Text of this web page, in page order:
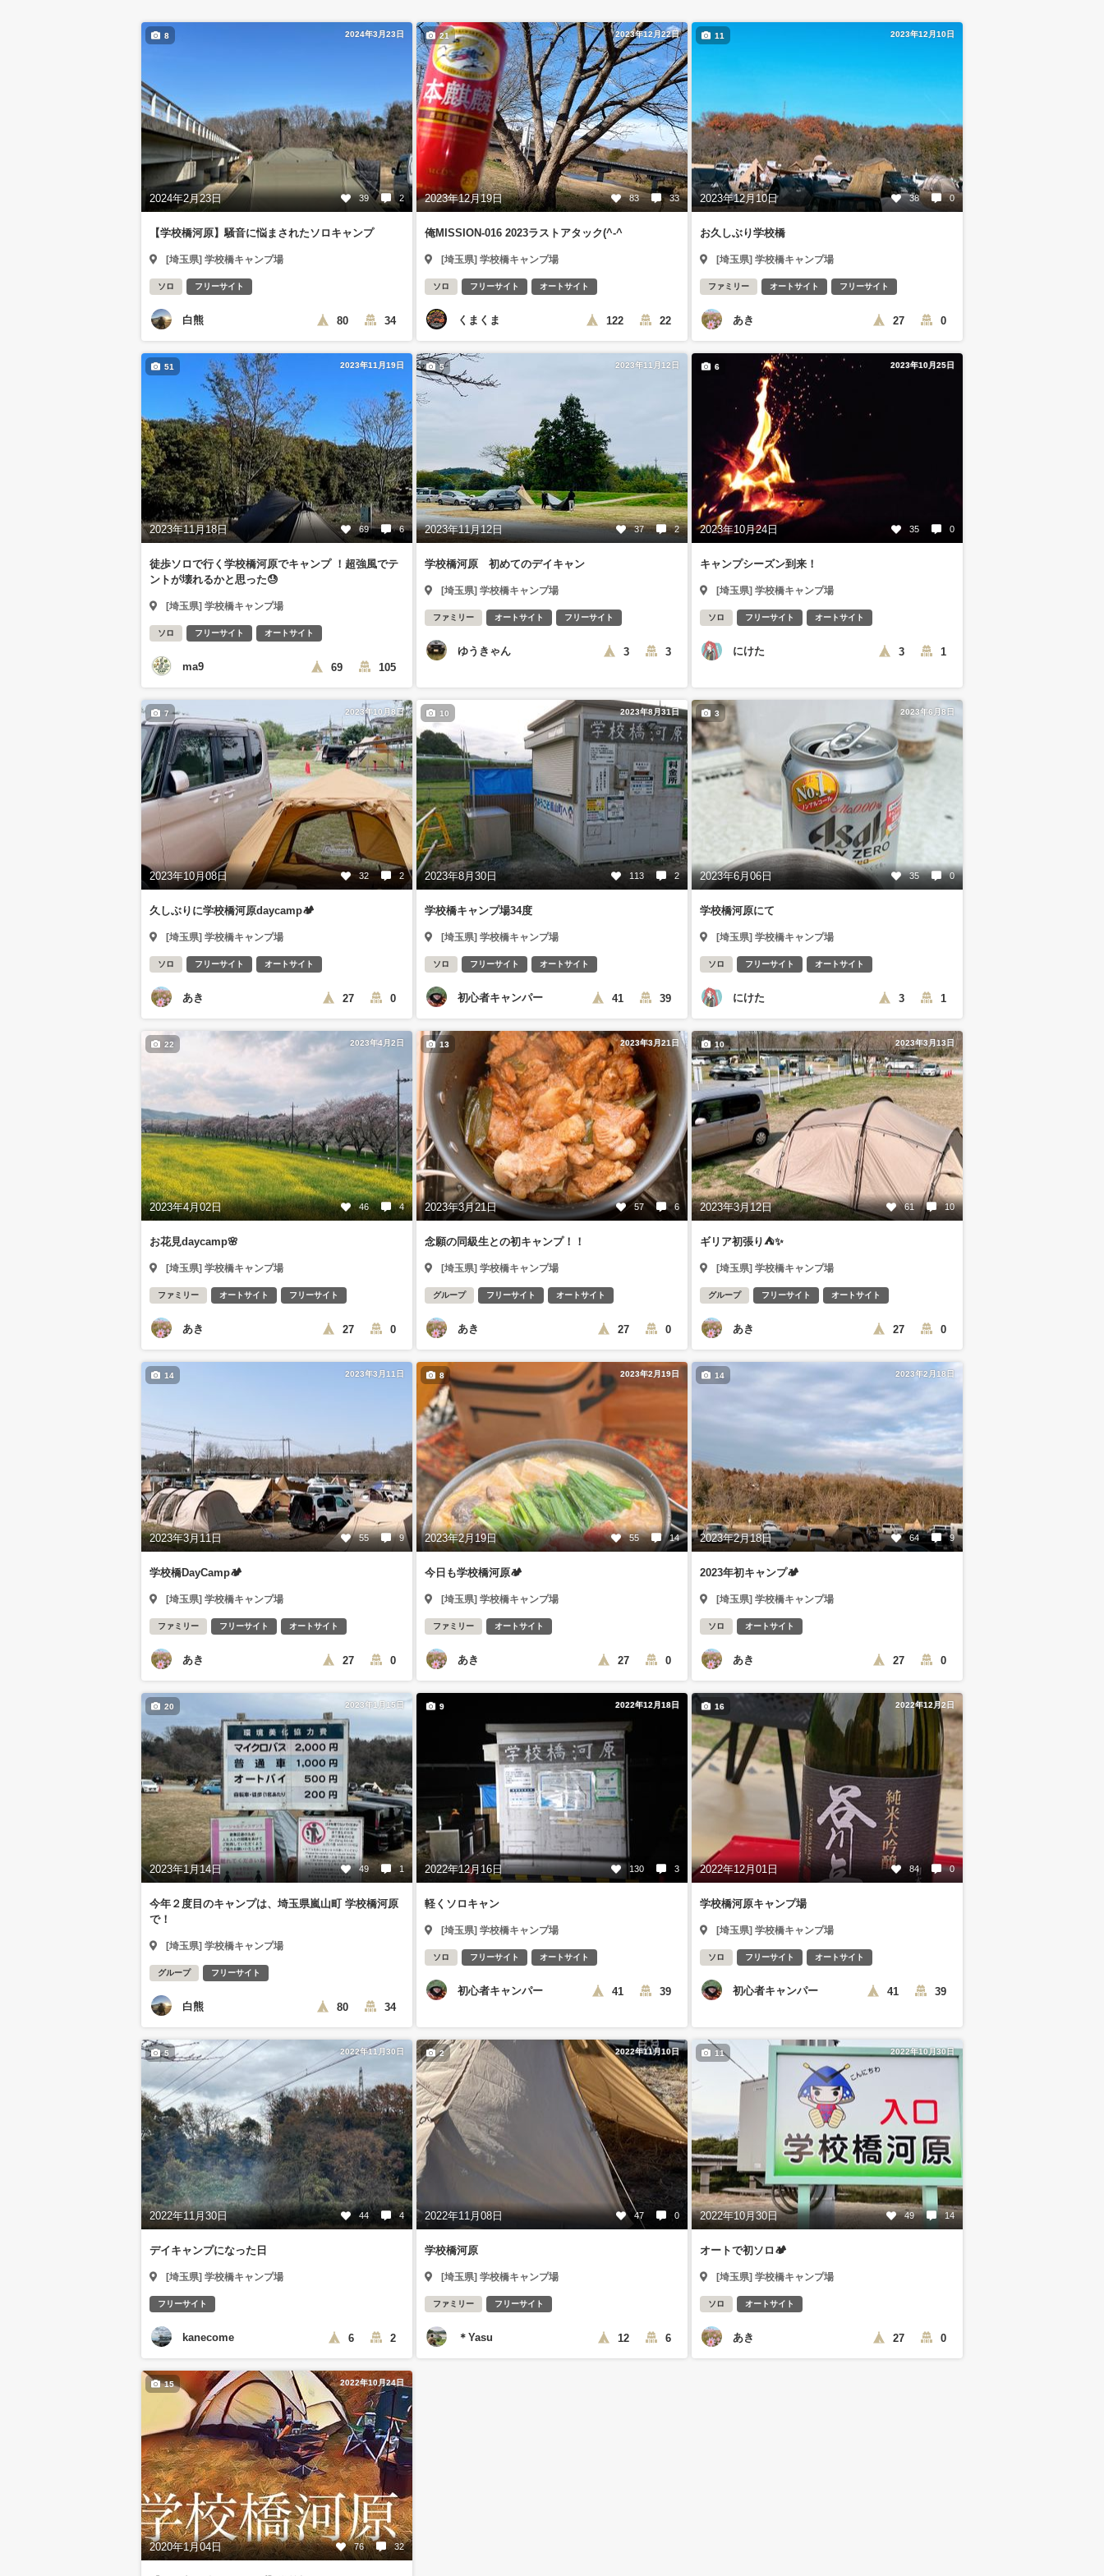
2024年3月23日
2024年2月23日 39 2
8
【学校橋河原】騒音に悩まされたソロキャンプ
[埼玉県] 学校橋キャンプ場
ソロ フリーサイト
白熊 80 34
2023年12月22日
2023年12月19日 83 33
21
俺MISSION-016 2023ラストアタック(^-^ゞ
[埼玉県] 学校橋キャンプ場
ソロ フリーサイト オートサイト
くまくま 122 22
2023年12月10日
2023年12月10日 38 0
11
お久しぶり学校橋
[埼玉県] 学校橋キャンプ場
ファミリー オートサイト フリーサイト
あき 27 0
2023年11月19日
2023年11月18日 69 6
51
徒歩ソロで行く学校橋河原でキャンプ ！超強風でテ
ントが壊れるかと思った😓
[埼玉県] 学校橋キャンプ場
ソロ フリーサイト オートサイト
ma9 69 105
2023年11月12日
2023年11月12日 37 2
5
学校橋河原 初めてのデイキャン
[埼玉県] 学校橋キャンプ場
ファミリー オートサイト フリーサイト
ゆうきゃん 3 3
2023年10月25日
2023年10月24日 35 0
6
キャンプシーズン到来！
[埼玉県] 学校橋キャンプ場
ソロ フリーサイト オートサイト
にけた 3 1
2023年10月8日
2023年10月08日 32 2
7
久しぶりに学校橋河原daycamp🏕️
[埼玉県] 学校橋キャンプ場
ソロ フリーサイト オートサイト
あき 27 0
2023年8月31日
2023年8月30日 113 2
10
学校橋キャンプ場34度
[埼玉県] 学校橋キャンプ場
ソロ フリーサイト オートサイト
初心者キャンパー 41 39
2023年6月8日
2023年6月06日 35 0
3
学校橋河原にて
[埼玉県] 学校橋キャンプ場
ソロ フリーサイト オートサイト
にけた 3 1
2023年4月2日
2023年4月02日 46 4
22
お花見daycamp🌸
[埼玉県] 学校橋キャンプ場
ファミリー オートサイト フリーサイト
あき 27 0
2023年3月21日
2023年3月21日 57 6
13
念願の同級生との初キャンプ！！
[埼玉県] 学校橋キャンプ場
グループ フリーサイト オートサイト
あき 27 0
2023年3月13日
2023年3月12日 61 10
10
ギリア初張り⛺️✨
[埼玉県] 学校橋キャンプ場
グループ フリーサイト オートサイト
あき 27 0
2023年3月11日
2023年3月11日 55 9
14
学校橋DayCamp🏕
[埼玉県] 学校橋キャンプ場
ファミリー フリーサイト オートサイト
あき 27 0
2023年2月19日
2023年2月19日 55 14
8
今日も学校橋河原🏕
[埼玉県] 学校橋キャンプ場
ファミリー オートサイト
あき 27 0
2023年2月18日
2023年2月18日 64 9
14
2023年初キャンプ🏕
[埼玉県] 学校橋キャンプ場
ソロ オートサイト
あき 27 0
2023年1月15日
2023年1月14日 49 1
20
今年２度目のキャンプは、埼玉県嵐山町 学校橋河原
で！
[埼玉県] 学校橋キャンプ場
グループ フリーサイト
白熊 80 34
2022年12月18日
2022年12月16日 130 3
9
軽くソロキャン
[埼玉県] 学校橋キャンプ場
ソロ フリーサイト オートサイト
初心者キャンパー 41 39
2022年12月2日
2022年12月01日 84 0
16
学校橋河原キャンプ場
[埼玉県] 学校橋キャンプ場
ソロ フリーサイト オートサイト
初心者キャンパー 41 39
2022年11月30日
2022年11月30日 44 4
5
デイキャンプになった日
[埼玉県] 学校橋キャンプ場
フリーサイト
kanecome 6 2
2022年11月10日
2022年11月08日 47 0
2
学校橋河原
[埼玉県] 学校橋キャンプ場
ファミリー フリーサイト
＊Yasu 12 6
2022年10月30日
2022年10月30日 49 14
11
オートで初ソロ🏕
[埼玉県] 学校橋キャンプ場
ソロ オートサイト
あき 27 0
2022年10月24日
2020年1月04日 76 32
15